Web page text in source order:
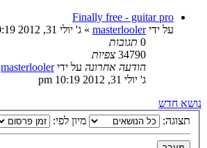
Finally free - guitar pro
על ידיmasterlooler
» ג' יולי 31, 2012 10:19 pm
0 תגובות
34790 צפיות
הודעה אחרונה על ידיmasterlooler
ג' יולי 31, 2012 10:19 pm
נושא חדש
תצוגה:
מיון לפי: